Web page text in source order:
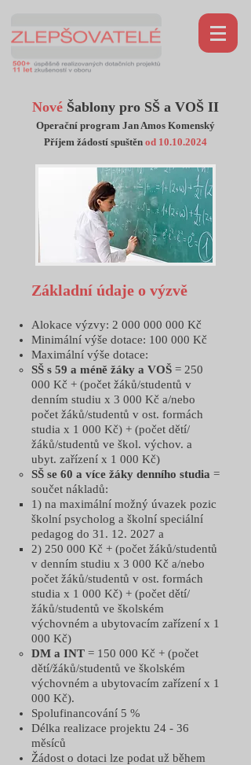
Nové Šablony pro SŠ a VOŠ II
Operační program Jan Amos Komenský
Příjem žádostí spuštěn od 10.10.2024
Základní údaje o výzvě
Alokace výzvy: 2 000 000 000 Kč
Minimální výše dotace: 100 000 Kč
Maximální výše dotace:
SŠ s 59 a méně žáky a VOŠ = 250
000 Kč + (počet žáků/studentů v
denním studiu x 3 000 Kč a/nebo
počet žáků/studentů v ost. formách
studia x 1 000 Kč) + (počet dětí/
žáků/studentů ve škol. výchov. a
ubyt. zařízení x 1 000 Kč)
SŠ se 60 a více žáky denního studia =
součet nákladů:
1) na maximální možný úvazek pozic
školní psycholog a školní speciální
pedagog do 31. 12. 2027 a
2) 250 000 Kč + (počet žáků/studentů
v denním studiu x 3 000 Kč a/nebo
počet žáků/studentů v ost. formách
studia x 1 000 Kč) + (počet dětí/
žáků/studentů ve školském
výchovném a ubytovacím zařízení x 1
000 Kč)
DM a INT = 150 000 Kč + (počet
dětí/žáků/studentů ve školském
výchovném a ubytovacím zařízení x 1
000 Kč).
Spolufinancování 5 %
Délka realizace projektu 24 - 36
měsíců
Žádost o dotaci lze podat už během